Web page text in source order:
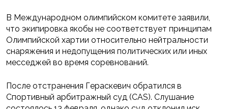
В Международном олимпийском комитете заявили,
что экипировка якобы не соответствует принципам
Олимпийской хартии относительно нейтральности
снаряжения и недопущения политических или иных
месседжей во время соревнований.
После отстранения Гераскевич обратился в
Спортивный арбитражный суд (CAS). Слушание